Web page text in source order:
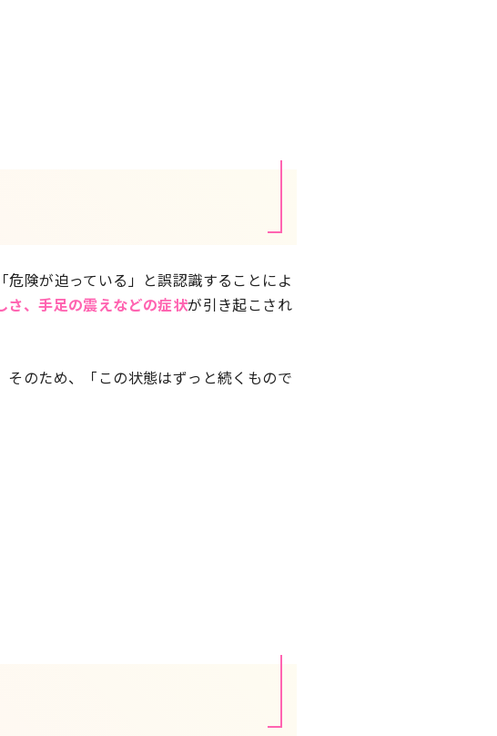
険が迫っている」と誤認識することによ
さ、手足の震えなどの症状が引き起こされ
のため、「この状態はずっと続くもので